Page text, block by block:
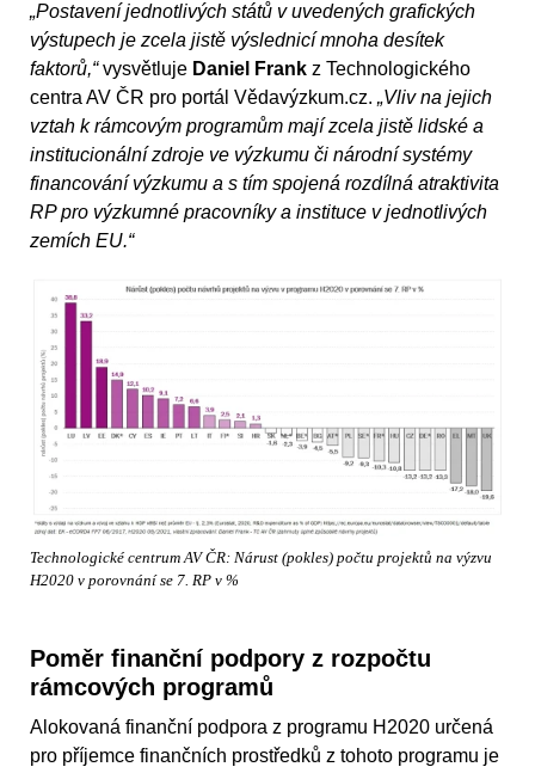
„Postavení jednotlivých států v uvedených grafických
výstupech je zcela jistě výslednicí mnoha desítek
faktorů,“vysvětluje Daniel Frank z Technologického
centra AV ČR pro portál Vědavýzkum.cz. „Vliv na jejich
vztah k rámcovým programům mají zcela jistě lidské a
institucionální zdroje ve výzkumu či národní systémy
financování výzkumu a s tím spojená rozdílná atraktivita
RP pro výzkumné pracovníky a instituce v jednotlivých
zemích EU.“
Technologické centrum AV ČR: Nárust (pokles) počtu projektů na výzvu
H2020 v porovnání se 7. RP v %
Poměr finanční podpory z rozpočtu
rámcových programů
Alokovaná finanční podpora z programu H2020 určená
pro příjemce finančních prostředků z tohoto programu je